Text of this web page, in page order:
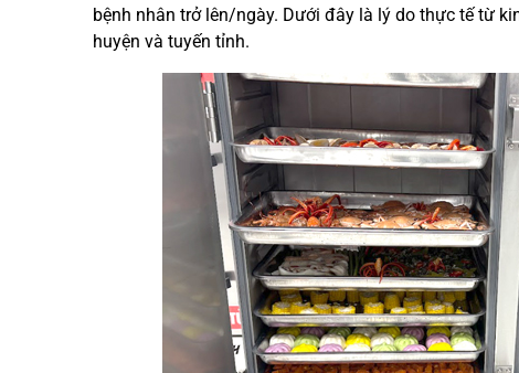
bệnh nhân trở lên/ngày. Dưới đây là lý do thực tế từ
huyện và tuyến tỉnh.